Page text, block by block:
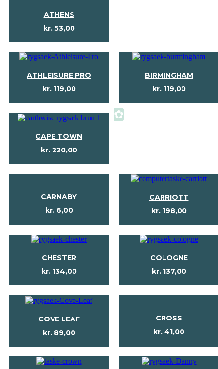
ATHENS
kr.53,00
ATHLEISURE PRO
kr.119,00
BIRMINGHAM
kr.119,00
CAPE TOWN
kr.220,00
✿
CARNABY
kr.6,00
CARRIOTT
kr.198,00
CHESTER
kr.134,00
COLOGNE
kr.137,00
COVE LEAF
kr.89,00
CROSS
kr. 41,00